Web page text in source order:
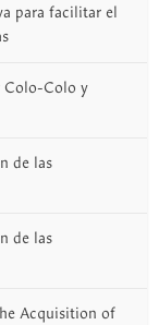
para facilitar el
Colo-Colo y
de las
de las
Acquisition of